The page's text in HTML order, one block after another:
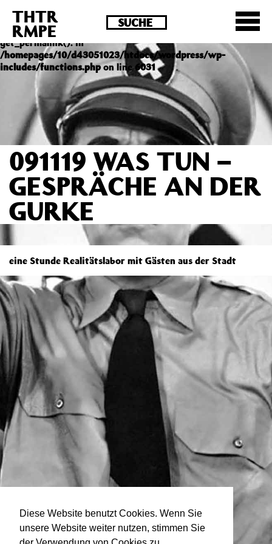
Diese Website benutzt Cookies. Wenn Sie
unsere Website weiter nutzen, stimmen Sie
Deprecated : Die Funktion post_permalink ist seit
Version 4.4.0 veraltet! Verwende stattdessen
get_permalink(). in
/homepages/10/d43051023/htdocs/wordpress/wp-
includes/functions.phpon line6031
THTR
RMPE
091119 WAS TUN –
GESPRÄCHE AN DER
GURKE
eine Stunde Realitätslabor mit Gästen aus der Stadt